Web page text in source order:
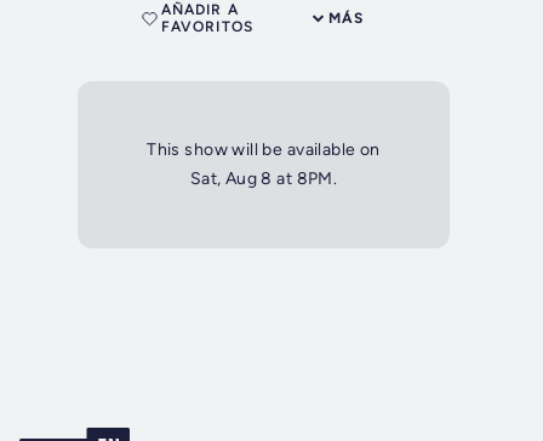
MÁS
AÑADIR A
FAVORITOS
This show will be available on
Sat, Aug 8 at 8PM.